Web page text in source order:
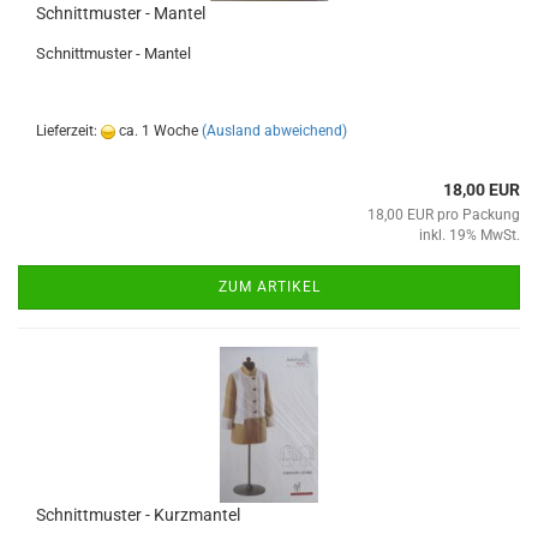
Schnittmuster - Mantel
Schnittmuster - Mantel
Lieferzeit: ca. 1 Woche (Ausland abweichend)
18,00 EUR
18,00 EUR pro Packung
inkl. 19% MwSt.
ZUM ARTIKEL
Schnittmuster - Kurzmantel